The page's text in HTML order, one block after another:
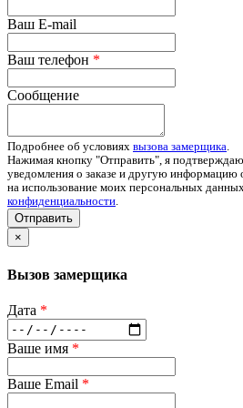
Ваш E-mail
Ваш телефон *
Сообщение
Подробнее об условиях вызова замерщика.
Нажимая кнопку "Отправить", я подтверждаю
уведомления о заказе и другую информацию
на использование моих персональных
конфиденциальности.
Отправить
×
Вызов замерщика
Дата *
Ваше имя *
Ваше Email *